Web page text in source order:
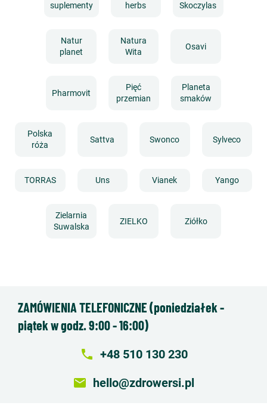
suplementy
herbs
Skoczylas
Natur
planet
Natura
Wita
Osavi
Pharmovit
Pięć
przemian
Planeta
smaków
Polska
róża
Sattva Swonco Sylveco
TORRAS Uns Vianek Yango
Zielarnia
Suwalska
ZIELKO Ziółko
ZAMÓWIENIA TELEFONICZNE (poniedziałek -
piątek w godz. 9:00 - 16:00)
local_phone +48 510 130 230
email hello@zdrowersi.pl